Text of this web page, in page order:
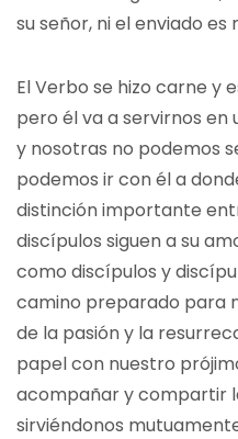
su señor, ni el enviado es
El Verbo se hizo carne y
pero él va a servirnos
y nosotras no podemos
podemos ir con él a
distinción importante
discípulos siguen a su
como discípulos y
camino preparado para
de la pasión y la
papel con nuestro
acompañar y compartir
sirviéndonos